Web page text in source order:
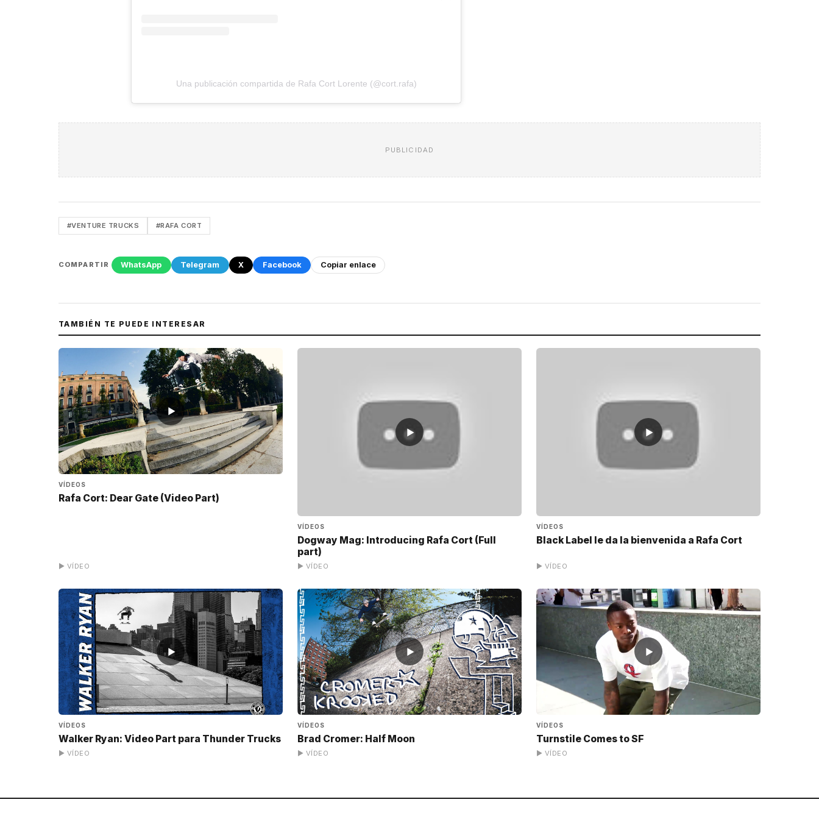
Una publicación compartida de Rafa Cort Lorente (@cort.rafa)
PUBLICIDAD
#VENTURE TRUCKS #RAFA CORT
COMPARTIR WhatsApp Telegram X Facebook Copiar enlace
TAMBIÉN TE PUEDE INTERESAR
▶
VÍDEOS
Rafa Cort: Dear Gate (Video Part)
▶ VÍDEO
▶
VÍDEOS
Dogway Mag: Introducing Rafa Cort (Full
part)
▶ VÍDEO
▶
VÍDEOS
Black Label le da la bienvenida a Rafa Cort
▶ VÍDEO
▶
VÍDEOS
Walker Ryan: Video Part para Thunder Trucks
▶ VÍDEO
▶
VÍDEOS
Brad Cromer: Half Moon
▶ VÍDEO
▶
VÍDEOS
Turnstile Comes to SF
▶ VÍDEO